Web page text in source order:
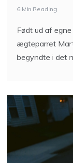
6 Min Reading
Født ud af
ægteparret
begyndte i det